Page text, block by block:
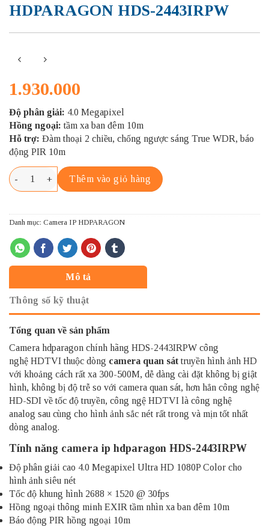
HDPARAGON HDS-2443IRPW
1.930.000
Độ phân giải: 4.0 Megapixel
Hồng ngoại:tầm xa ban đêm 10m
Hỗ trợ: Đàm thoại 2 chiều, chống ngược sáng True WDR, báo
động PIR 10m
HDPARAGON HDS-2443IRPW số lượng
Thêm vào giỏ hàng
Danh mục: Camera IP HDPARAGON
Mô tả
Thông số kỹ thuật
Tổng quan về sản phẩm
Camera hdparagon chính hãng HDS-2443IRPW công
nghệ HDTVI thuộc dòng camera quan sáttruyền hình ảnh HD
với khoảng cách rất xa 300-500M, dễ dàng cài đặt không bị giật
hình, không bị độ trễ so với camera quan sát, hơn hẳn công nghệ
HD-SDI về tốc độ truyền, công ngệ HDTVI là công nghệ
analog sau cùng cho hình ảnh sắc nét rất trong và mịn tốt nhất
dòng analog.
Tính năng camera ip hdparagon HDS-2443IRPW
Độ phân giải cao 4.0 Megapixel Ultra HD 1080P Color cho
hình ảnh siêu nét
Tốc độ khung hình 2688 × 1520 @ 30fps
Hồng ngoại thông minh EXIR tầm nhìn xa ban đêm 10m
Báo động PIR hồng ngoại 10m